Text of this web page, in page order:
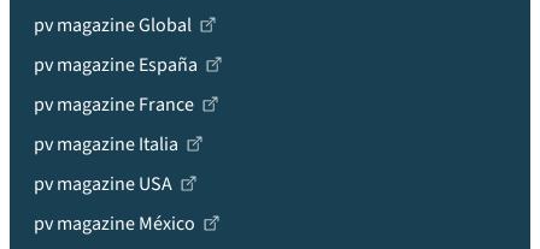
pv magazine Global
pv magazine España
pv magazine France
pv magazine Italia
pv magazine USA
pv magazine México